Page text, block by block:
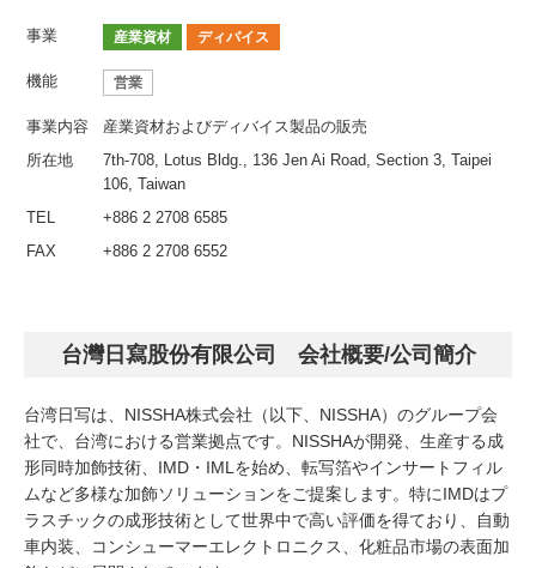
事業 産業資材 ディバイス
機能 営業
事業内容
産業資材およびディバイス製品の販売
所在地
7th-708, Lotus Bldg., 136 Jen Ai Road, Section 3, Taipei
106, Taiwan
TEL
+886 2 2708 6585
FAX
+886 2 2708 6552
台灣日寫股份有限公司 会社概要/公司簡介
台湾日写は、NISSHA株式会社（以下、NISSHA）のグループ会
社で、台湾における営業拠点です。NISSHAが開発、生産する成
形同時加飾技術、IMD・IMLを始め、転写箔やインサートフィル
ムなど多様な加飾ソリューションをご提案します。特にIMDはプ
ラスチックの成形技術として世界中で高い評価を得ており、自動
車内装、コンシューマーエレクトロニクス、化粧品市場の表面加